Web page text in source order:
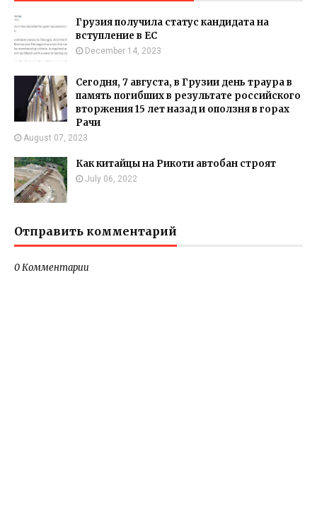
Грузия получила статус кандидата на
вступление в ЕС
December 14, 2023
Сегодня, 7 августа, в Грузии день траура в
память погибших в результате российского
вторжения 15 лет назад и оползня в горах
Рачи
August 07, 2023
Как китайцы на Рикоти автобан строят
July 06, 2022
Отправить комментарий
0 Комментарии